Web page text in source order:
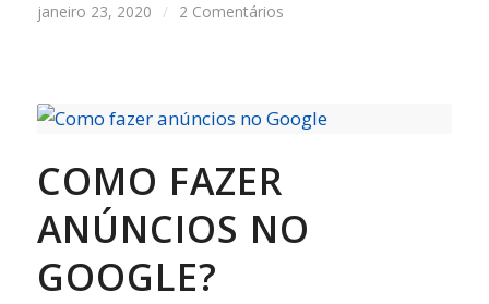
janeiro 23, 2020 / 2 Comentários
COMO FAZER
ANÚNCIOS NO
GOOGLE?